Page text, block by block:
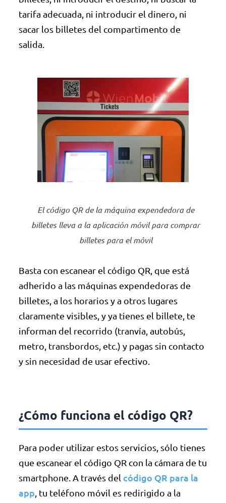
tarifa adecuada, ni introducir el dinero, ni
sacar los billetes del compartimento de
salida.
El código QR de la máquina expendedora de
billetes lleva a la aplicación móvil para comprar
billetes para el móvil
Basta con escanear el código QR, que está
adherido a las máquinas expendedoras de
billetes, a los horarios y a otros lugares
claramente visibles, y ya tienes el billete, te
informan del recorrido (tranvía, autobús,
metro, transbordos, etc.) y pagas sin contacto
y sin necesidad de usar efectivo.
¿Cómo funciona el código QR?
Para poder utilizar estos servicios, sólo tienes
que escanear el código QR con la cámara de tu
smartphone. A través del código QR para la
app , tu teléfono móvil es redirigido a la